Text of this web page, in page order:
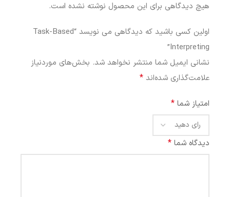
هیچ دیدگاهی برای این محصول نوشته نشده است.
اولین کسی باشید که دیدگاهی می نویسد “Task-Based
Interpreting”
نشانی ایمیل شما منتشر نخواهد شد. بخش‌های موردنیاز
علامت‌گذاری شده‌اند *
امتیاز شما *
دیدگاه شما *